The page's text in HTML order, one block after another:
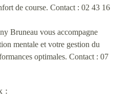
de course. Contact : 02 43 16
Bruneau vous accompagne
mentale et votre gestion du
optimales. Contact : 07
: